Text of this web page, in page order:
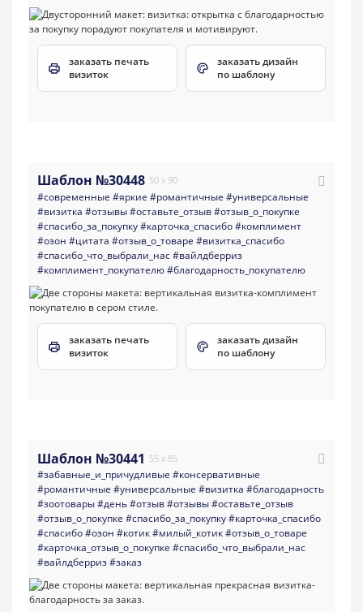
заказать печать
визиток
заказать дизайн
по шаблону
Шаблон №30448 50 x 90
#современные #яркие #романтичные #универсальные
#визитка #отзывы#оставьте_отзыв#отзыв_о_покупке
#спасибо_за_покупку#карточка_спасибо#комплимент
#озон #цитата #отзыв_о_товаре #визитка_спасибо
#спасибо_что_выбрали_нас#вайлдберриз
#комплимент_покупателю#благодарность_покупателю
заказать печать
визиток
заказать дизайн
по шаблону
Шаблон №30441 55 x 85
#забавные_и_причудливые #консервативные
#романтичные #универсальные #визитка #благодарность
#зоотовары#день#отзыв#отзывы#оставьте_отзыв
#отзыв_о_покупке #спасибо_за_покупку#карточка_спасибо
#спасибо#озон #котик#милый_котик#отзыв_о_товаре
#карточка_отзыв_о_покупке #спасибо_что_выбрали_нас
#вайлдберриз#заказ